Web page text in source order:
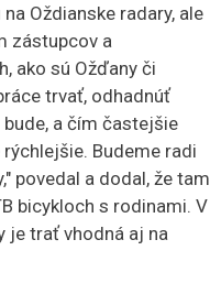
Oždianske radary, ale
zástupcov a
ako sú Ožďany či
trvať, odhadnúť
a čím častejšie
Budeme radi
povedal a dodal, že tam
bicykloch s rodinami. V
je trať vhodná aj na